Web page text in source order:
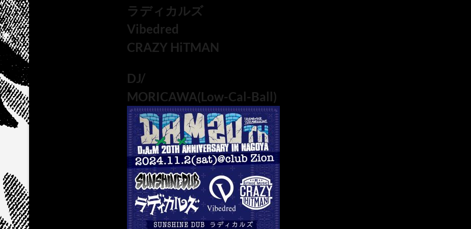
ラディカルズ
Vibedred
CRAZY HiTMAN
DJ/
MORICAWA(Low-Cal-Ball)